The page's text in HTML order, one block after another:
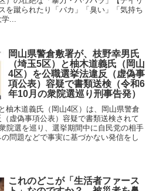
を蹴られたり「バカ」「臭い」「気持ち
学...
岡山県警倉敷署が、枝野幸男氏
（埼玉5区）と柚木道義氏（岡山
4区）を公職選挙法違反（虚偽事
項公表）容疑で書類送検（令和6
年10月の衆院選巡り刑事告発）
柚木道義氏（岡山4区）は、岡山県警倉
虚偽事項公表）容疑で書類送検されて
院選を巡り、選挙期間中に自民党の相手
問題などで事実に基づかない発信をし
これのどこが「生活者ファース